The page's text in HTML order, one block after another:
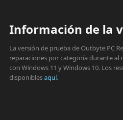
Información de la
La versión de prueba de Outbyte PC
reparaciones por categoría durante al
con Windows 11 y Windows 10. Los
disponiblesaquí.